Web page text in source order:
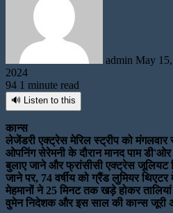
admin May
2024
94 1 minute read
🔊 Listen to this
कान्स
लेजेंडरी एक्ट्रेस मेरिल स्ट्रीप को
ओपनिंग सेरेमनी के दौरान मानद पाम
बुलाए जाने और फ्रांसीसी एक्ट्रेस जूलियट
जाने पर, 74 वर्षीय को ग्रैंड लुमियर
मेहमानों ने 25 मिनट तक खड़े होकर
वुमेन निदेशक और इस साल की कान्स जूरी